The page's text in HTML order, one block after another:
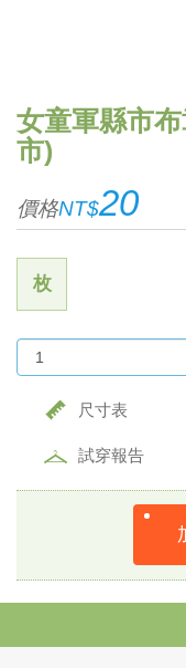
女童軍縣市
市)
價格NT$20
枚
尺寸表
試穿報告